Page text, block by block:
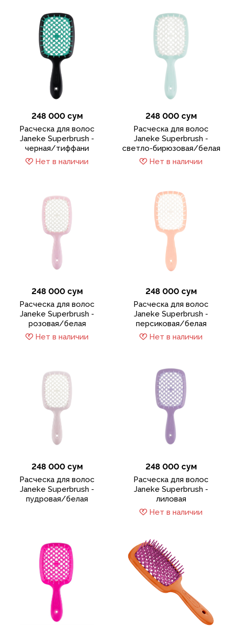
248 000 сум
Расческа для волос
Janeke Superbrush -
черная/тиффани
Нет в наличии
248 000 сум
Расческа для волос
Janeke Superbrush -
светло-бирюзовая/белая
Нет в наличии
248 000 сум
Расческа для волос
Janeke Superbrush -
розовая/белая
Нет в наличии
248 000 сум
Расческа для волос
Janeke Superbrush -
персиковая/белая
Нет в наличии
248 000 сум
Расческа для волос
Janeke Superbrush -
пудровая/белая
248 000 сум
Расческа для волос
Janeke Superbrush -
лиловая
Нет в наличии